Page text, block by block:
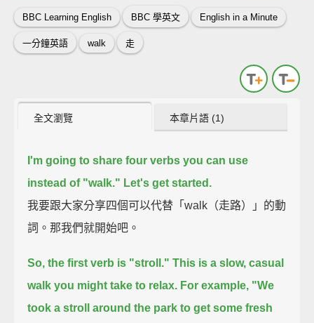
BBC Learning English BBC 學英文 English in a Minute
一分鐘英語 walk 走
全文瀏覽 本章片語 (1)
I'm going to share four verbs you can use
instead of "walk." Let's get started.
我要跟大家分享四個可以代替「walk（走路）」的動
詞。那我們就開始吧。
So, the first verb is "stroll." This is a slow, casual
walk you might take to relax. For example, "We
took a stroll around the park to get some fresh